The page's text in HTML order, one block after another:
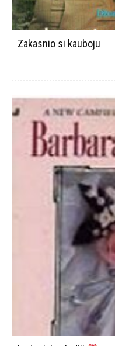
Zakasnio si kauboju